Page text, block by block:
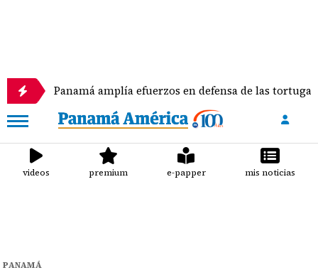
Panamá amplía efuerzos en defensa de las tortugas
videos premium e-papper mis noticias
PANAMÁ